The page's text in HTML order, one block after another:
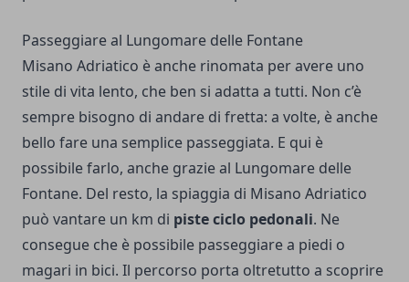
Passeggiare al Lungomare delle Fontane
Misano Adriatico è anche rinomata per avere uno
stile di vita lento, che ben si adatta a tutti. Non c’è
sempre bisogno di andare di fretta: a volte, è anche
bello fare una semplice passeggiata. E qui è
possibile farlo, anche grazie al Lungomare delle
Fontane. Del resto, la spiaggia di Misano Adriatico
può vantare un km di piste ciclo pedonali. Ne
consegue che è possibile passeggiare a piedi o
magari in bici. Il percorso porta oltretutto a scoprire